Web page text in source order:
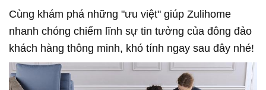
Cùng khám phá những "ưu việt" giúp Zulihome
nhanh chóng chiếm lĩnh sự tin tưởng của đông đảo
khách hàng thông minh, khó tính ngay sau đây nhé!